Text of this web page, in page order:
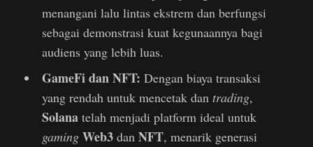
menangani lalu lintas ekstrem dan berfungsi
sebagai demonstrasi kuat kegunaannya bagi
audiens yang lebih luas.
GameFi dan NFT: Dengan biaya transaksi
yang rendah untuk mencetak dan trading,
Solanatelah menjadi platform ideal untuk
gaming Web3dan NFT, menarik generasi